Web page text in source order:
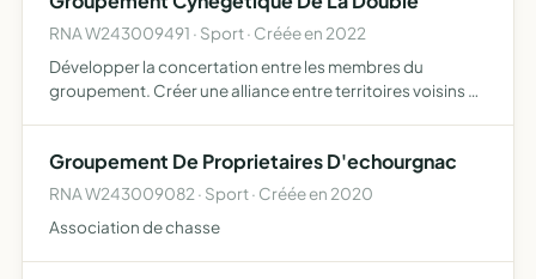
RNA W243009491 · Sport · Créée en 2022
Développer la concertation entre les membres du
groupement. Créer une alliance entre territoires voisins et
cerfs…
Groupement De Proprietaires D'echourgnac
RNA W243009082 · Sport · Créée en 2020
Association de chasse